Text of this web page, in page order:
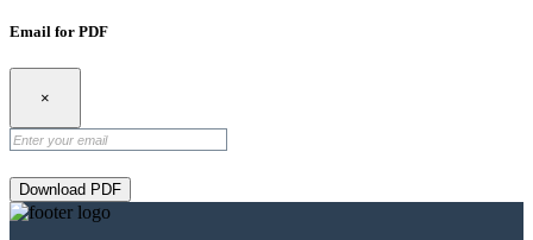
Email for PDF
×
Download PDF